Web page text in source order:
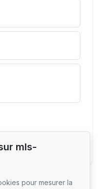
mls-
pour mesurer la